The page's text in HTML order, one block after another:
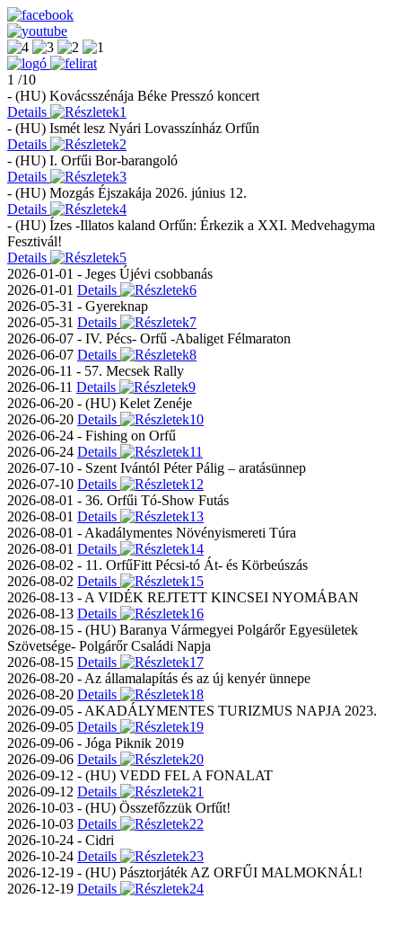
1 /10
- (HU) Kovácsszénája Béke Presszó koncert
Details
- (HU) Ismét lesz Nyári Lovasszínház Orfűn
Details
- (HU) I. Orfűi Bor-barangoló
Details
- (HU) Mozgás Éjszakája 2026. június 12.
Details
- (HU) Ízes -Illatos kaland Orfűn: Érkezik a XXI. Medvehagyma
Fesztivál!
Details
2026-01-01 - Jeges Újévi csobbanás
2026-01-01 Details
2026-05-31 - Gyereknap
2026-05-31 Details
2026-06-07 - IV. Pécs- Orfű -Abaliget Félmaraton
2026-06-07 Details
2026-06-11 - 57. Mecsek Rally
2026-06-11 Details
2026-06-20 - (HU) Kelet Zenéje
2026-06-20 Details
2026-06-24 - Fishing on Orfű
2026-06-24 Details
2026-07-10 - Szent Ivántól Péter Pálig – aratásünnep
2026-07-10 Details
2026-08-01 - 36. Orfűi Tó-Show Futás
2026-08-01 Details
2026-08-01 - Akadálymentes Növényismereti Túra
2026-08-01 Details
2026-08-02 - 11. OrfűFitt Pécsi-tó Át- és Körbeúszás
2026-08-02 Details
2026-08-13 - A VIDÉK REJTETT KINCSEI NYOMÁBAN
2026-08-13 Details
2026-08-15 - (HU) Baranya Vármegyei Polgárőr Egyesületek
Szövetsége- Polgárőr Családi Napja
2026-08-15 Details
2026-08-20 - Az államalapítás és az új kenyér ünnepe
2026-08-20 Details
2026-09-05 - AKADÁLYMENTES TURIZMUS NAPJA 2023.
2026-09-05 Details
2026-09-06 - Jóga Piknik 2019
2026-09-06 Details
2026-09-12 - (HU) VEDD FEL A FONALAT
2026-09-12 Details
2026-10-03 - (HU) Összefőzzük Orfűt!
2026-10-03 Details
2026-10-24 - Cidri
2026-10-24 Details
2026-12-19 - (HU) Pásztorjáték AZ ORFŰI MALMOKNÁL!
2026-12-19 Details